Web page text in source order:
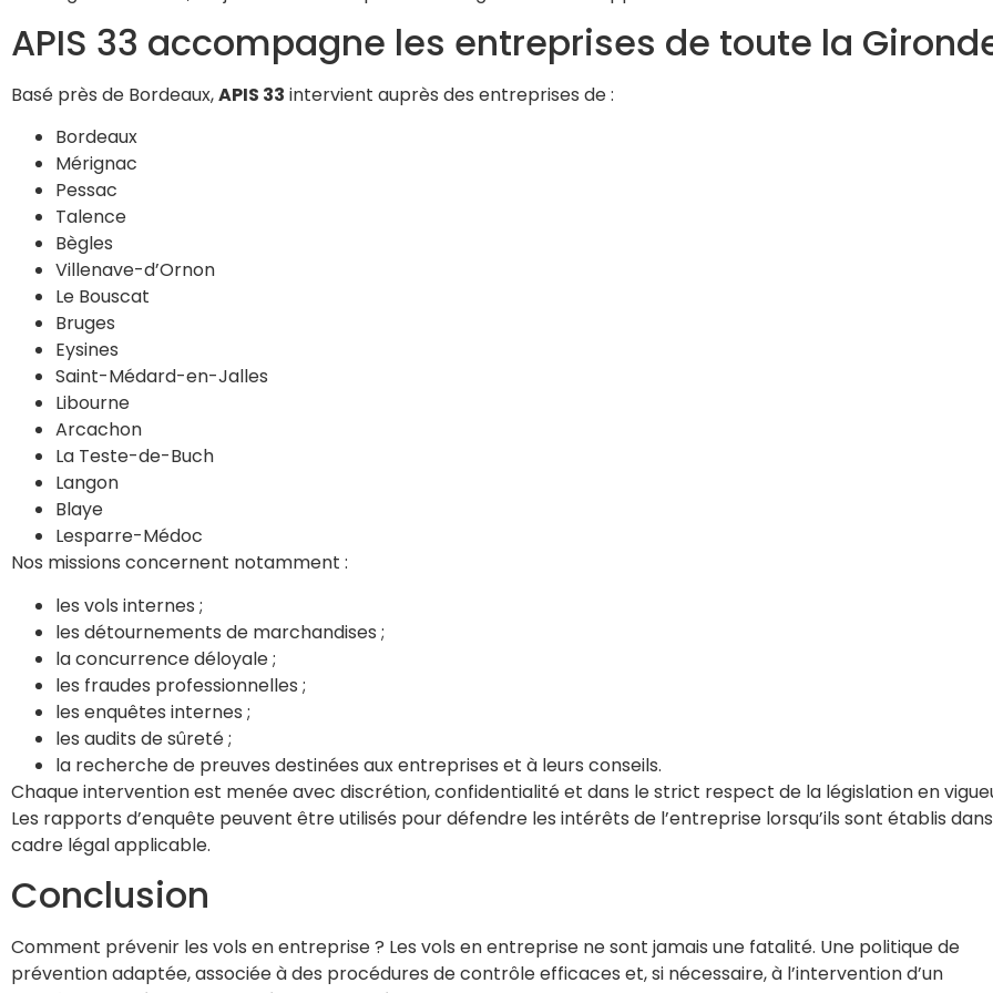
APIS 33 accompagne les entreprises de toute la
Basé près de Bordeaux,APIS 33 intervient auprès des entreprises de :
Bordeaux
Mérignac
Pessac
Talence
Bègles
Villenave-d’Ornon
Le Bouscat
Bruges
Eysines
Saint-Médard-en-Jalles
Libourne
Arcachon
La Teste-de-Buch
Langon
Blaye
Lesparre-Médoc
Nos missions concernent notamment :
les vols internes ;
les détournements de marchandises ;
la concurrence déloyale ;
les fraudes professionnelles ;
les enquêtes internes ;
les audits de sûreté ;
la recherche de preuves destinées aux entreprises et à leurs conseils.
Chaque intervention est menée avec discrétion, confidentialité et dans le strict respect de la législation en
Les rapports d’enquête peuvent être utilisés pour défendre les intérêts de l’entreprise lorsqu’ils sont établis
cadre légal applicable.
Conclusion
Comment prévenir les vols en entreprise ? Les vols en entreprise ne sont jamais une fatalité. Une politique de
prévention adaptée, associée à des procédures de contrôle efficaces et, si nécessaire, à l’intervention d’un